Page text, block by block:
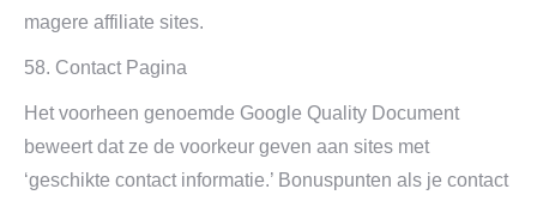
magere affiliate sites.
58. Contact Pagina
Het voorheen genoemde Google Quality Document
beweert dat ze de voorkeur geven aan sites met
‘geschikte contact informatie.’ Bonuspunten als je contact